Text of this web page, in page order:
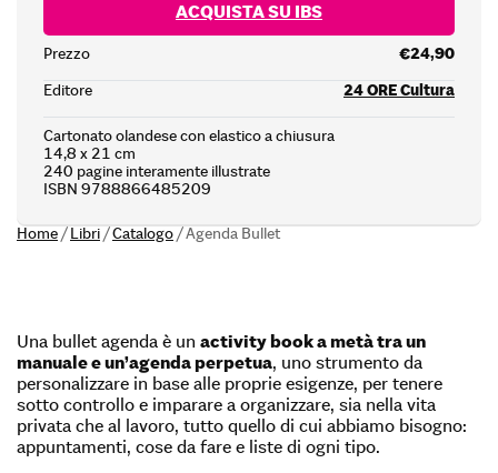
ACQUISTA SU IBS
Prezzo
€24,90
Editore
24 ORE Cultura
Cartonato olandese con elastico a chiusura
14,8 x 21 cm
240 pagine interamente illustrate
ISBN 9788866485209
Home/Libri/Catalogo/Agenda Bullet
Una bullet agenda è un activity book a metà tra un
manuale e un’agenda perpetua, uno strumento da
personalizzare in base alle proprie esigenze, per tenere
sotto controllo e imparare a organizzare, sia nella vita
privata che al lavoro, tutto quello di cui abbiamo bisogno:
appuntamenti, cose da fare e liste di ogni tipo.